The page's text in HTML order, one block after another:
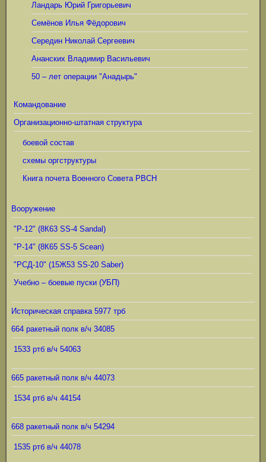
Ландарь Юрий Григорьевич
Семёнов Илья Фёдорович
Середин Николай Сергеевич
Ананских Владимир Васильевич
50 – лет операции "Анадырь"
Командование
Организационно-штатная структура
боевой состав
схемы оргструктуры
Книга почета Военного Совета РВСН
Вооружение
"Р-12" (8К63 SS-4 Sandal)
"Р-14" (8К65 SS-5 Scean)
"РСД-10" (15Ж53 SS-20 Saber)
Учебно – боевые пуски (УБП)
Историческая справка 5977 трб
664 ракетный полк в/ч 34085
1533 ртб в/ч 54063
665 ракетный полк в/ч 44073
1534 ртб в/ч 44154
668 ракетный полк в/ч 54294
1535 ртб в/ч 44078